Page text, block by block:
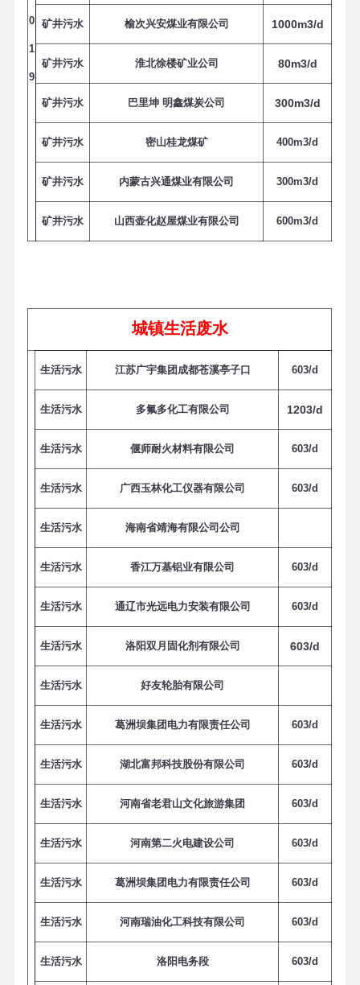
0
1
9
矿井污水 榆次兴安煤业有限公司 1000m3/d
矿井污水 淮北徐楼矿业公司 80m3/d
矿井污水 巴里坤 明鑫煤炭公司 300m3/d
矿井污水 密山桂龙煤矿 400m3/d
矿井污水 内蒙古兴通煤业有限公司 300m3/d
矿井污水 山西壶化赵屋煤业有限公司 600m3/d
城镇生活废水
生活污水 江苏广宇集团成都苍溪亭子口 603/d
生活污水 多氟多化工有限公司 1203/d
生活污水 偃师耐火材料有限公司 603/d
生活污水 广西玉林化工仪器有限公司 603/d
生活污水 海南省靖海有限公司公司
生活污水 香江万基铝业有限公司 603/d
生活污水 通辽市光远电力安装有限公司 603/d
生活污水 洛阳双月固化剂有限公司 603/d
生活污水 好友轮胎有限公司
生活污水 葛洲坝集团电力有限责任公司 603/d
生活污水 湖北富邦科技股份有限公司 603/d
生活污水 河南省老君山文化旅游集团 603/d
生活污水 河南第二火电建设公司 603/d
生活污水 葛洲坝集团电力有限责任公司 603/d
生活污水 河南瑞油化工科技有限公司 603/d
生活污水 洛阳电务段 603/d